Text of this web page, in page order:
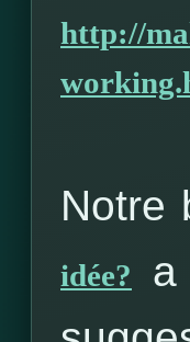
http://
Notre
idée?
a